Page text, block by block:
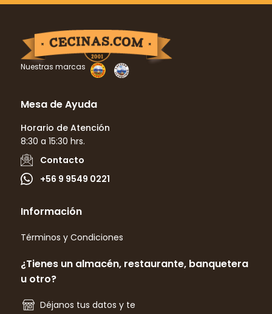
Nuestras marcas
Mesa de Ayuda
Horario de Atención
8:30 a 15:30 hrs.
Contacto
+56 9 9549 0221
Información
Términos y Condiciones
¿Tienes un almacén, restaurante, banquetera
u otro?
Déjanos tus datos y te